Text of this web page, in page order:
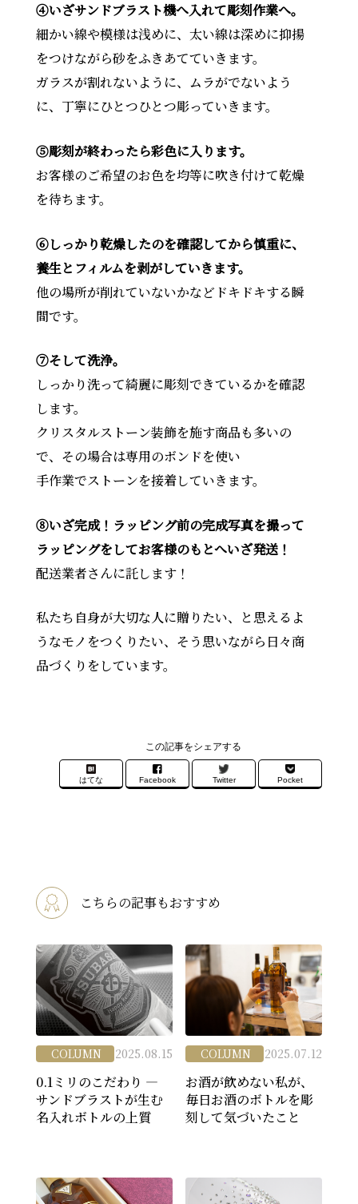
④いざサンドブラスト機へ入れて彫刻作業へ。
細かい線や模様は浅めに、太い線は深めに抑揚
をつけながら砂をふきあてていきます。
ガラスが割れないように、ムラがでないよう
に、丁寧にひとつひとつ彫っていきます。
⑤彫刻が終わったら彩色に入ります。
お客様のご希望のお色を均等に吹き付けて乾燥
を待ちます。
⑥しっかり乾燥したのを確認してから慎重に、
養生とフィルムを剥がしていきます。
他の場所が削れていないかなどドキドキする瞬
間です。
⑦そして洗浄。
しっかり洗って綺麗に彫刻できているかを確認
します。
クリスタルストーン装飾を施す商品も多いの
で、その場合は専用のボンドを使い
手作業でストーンを接着していきます。
⑧いざ完成！ラッピング前の完成写真を撮って
ラッピングをしてお客様のもとへいざ発送！
配送業者さんに託します！
私たち自身が大切な人に贈りたい、と思えるよ
うなモノをつくりたい、そう思いながら日々商
品づくりをしています。
この記事をシェアする
はてな Facebook Twitter Pocket
こちらの記事もおすすめ
COLUMN 2025.08.15
0.1ミリのこだわり ―
サンドブラストが生む
名入れボトルの上質
COLUMN 2025.07.12
お酒が飲めない私が、
毎日お酒のボトルを彫
刻して気づいたこと